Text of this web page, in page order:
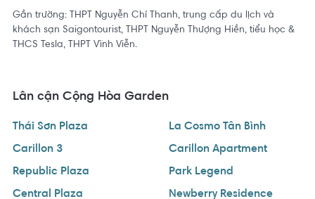
Gần trường: THPT Nguyễn Chí Thanh, trung cấp du lịch và
khách sạn Saigontourist, THPT Nguyễn Thượng Hiền, tiểu học &
THCS Tesla, THPT Vĩnh Viễn.
Lân cận Cộng Hòa Garden
Thái Sơn Plaza
La Cosmo Tân Bình
Carillon 3
Carillon Apartment
Republic Plaza
Park Legend
Central Plaza
Newberry Residence